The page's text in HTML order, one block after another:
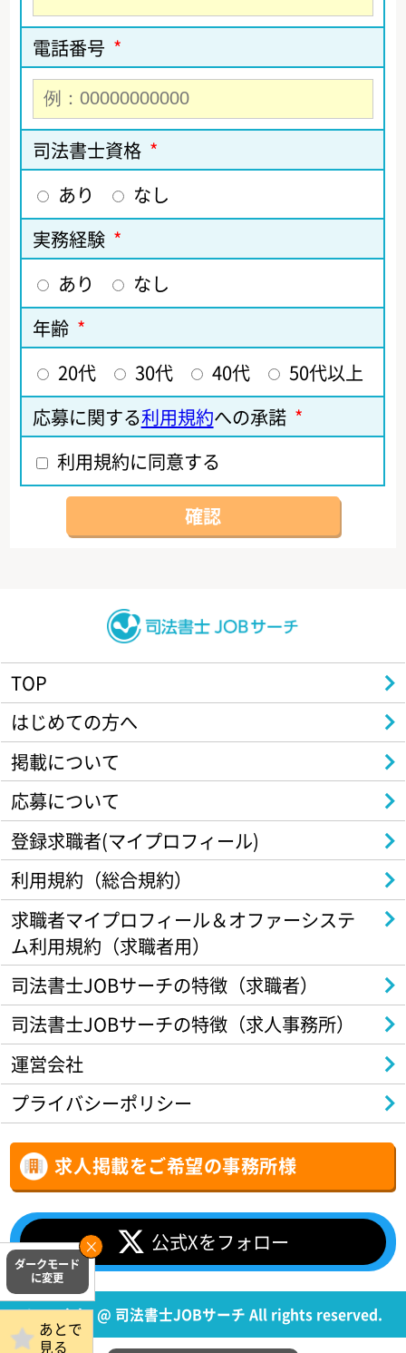
電話番号 *
司法書士資格 *
あり
なし
実務経験 *
あり
なし
年齢 *
20代
30代 40代
50代以上
応募に関する利用規約への承諾 *
利用規約に同意する
確認
TOP
はじめての方へ
掲載について
応募について
登録求職者(マイプロフィール)
利用規約（総合規約）
求職者マイプロフィール＆オファーシステ
ム利用規約（求職者用）
司法書士JOBサーチの特徴（求職者）
司法書士JOBサーチの特徴（求人事務所）
運営会社
プライバシーポリシー
求人掲載をご希望の事務所様
公式Xをフォロー
Copyright @ 司法書士JOBサーチ All rights reserved.
あとで
見る